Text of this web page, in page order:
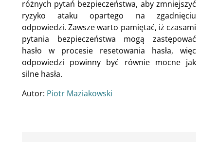
różnych pytań bezpieczeństwa, aby zmniejszyć
ryzyko ataku opartego na zgadnięciu
odpowiedzi. Zawsze warto pamiętać, iż czasami
pytania bezpieczeństwa mogą zastępować
hasło w procesie resetowania hasła, więc
odpowiedzi powinny być równie mocne jak
silne hasła.
Autor: Piotr Maziakowski